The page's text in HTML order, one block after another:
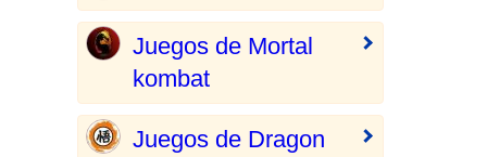
Juegos de Mortal
kombat
Juegos de Dragon